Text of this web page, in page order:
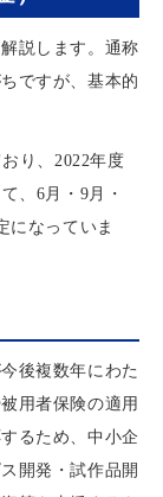
説します。通称
ですが、基本的
り、2022年度
、6月・9月・
になっていま
後複数年にわた
用者保険の適用
るため、中小企
開発・試作品開